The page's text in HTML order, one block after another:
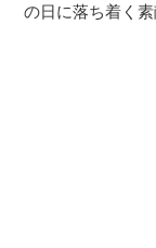
の日に落ち着く